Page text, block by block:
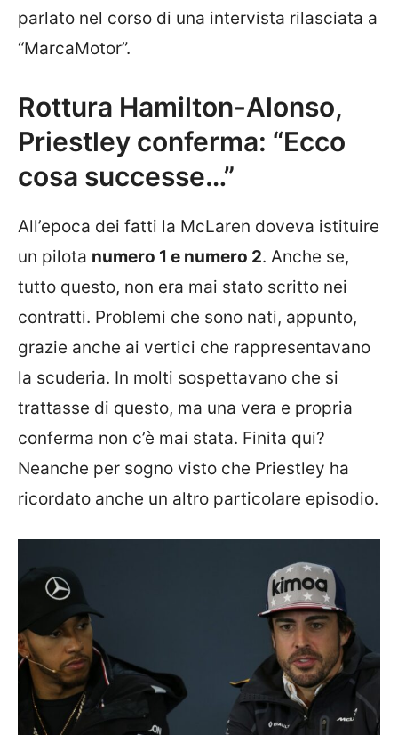
parlato nel corso di una intervista rilasciata a
“MarcaMotor”.
Rottura Hamilton-Alonso,
Priestley conferma: “Ecco
cosa successe…”
All’epoca dei fatti la McLaren doveva istituire
un pilota numero 1 e numero 2. Anche se,
tutto questo, non era mai stato scritto nei
contratti. Problemi che sono nati, appunto,
grazie anche ai vertici che rappresentavano
la scuderia. In molti sospettavano che si
trattasse di questo, ma una vera e propria
conferma non c’è mai stata. Finita qui?
Neanche per sogno visto che Priestley ha
ricordato anche un altro particolare episodio.